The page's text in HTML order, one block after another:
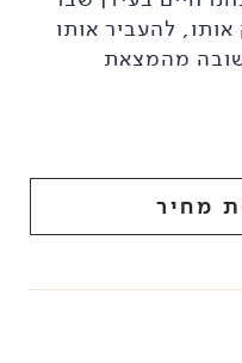
להעביר אותו
מהמצאת
מחיר